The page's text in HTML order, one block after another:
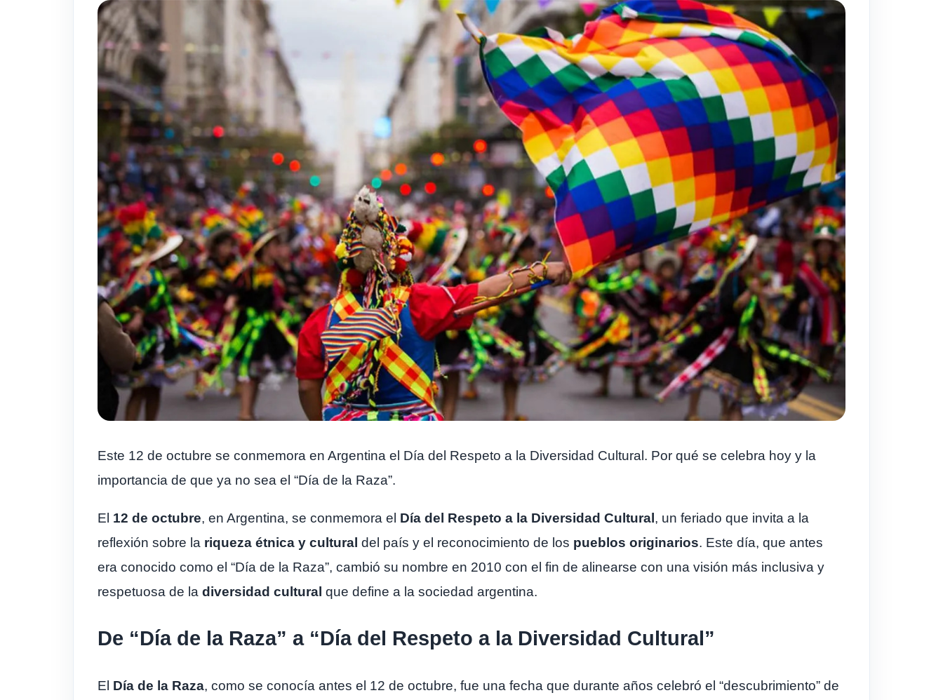
Este 12 de octubre se conmemora en Argentina el Día del Respeto a la Diversidad Cultural. Por qué se celebra hoy y la
importancia de que ya no sea el “Día de la Raza”.
El 12 de octubre, en Argentina, se conmemora el Día del Respeto a la Diversidad Cultural, un feriado que invita a la
reflexión sobre la riqueza étnica y cultural del país y el reconocimiento de los pueblos originarios. Este día, que antes
era conocido como el “Día de la Raza”, cambió su nombre en 2010 con el fin de alinearse con una visión más inclusiva y
respetuosa de la diversidad cultural que define a la sociedad argentina.
De “Día de la Raza” a “Día del Respeto a la Diversidad Cultural”
El Día de la Raza, como se conocía antes el 12 de octubre, fue una fecha que durante años celebró el “descubrimiento” de